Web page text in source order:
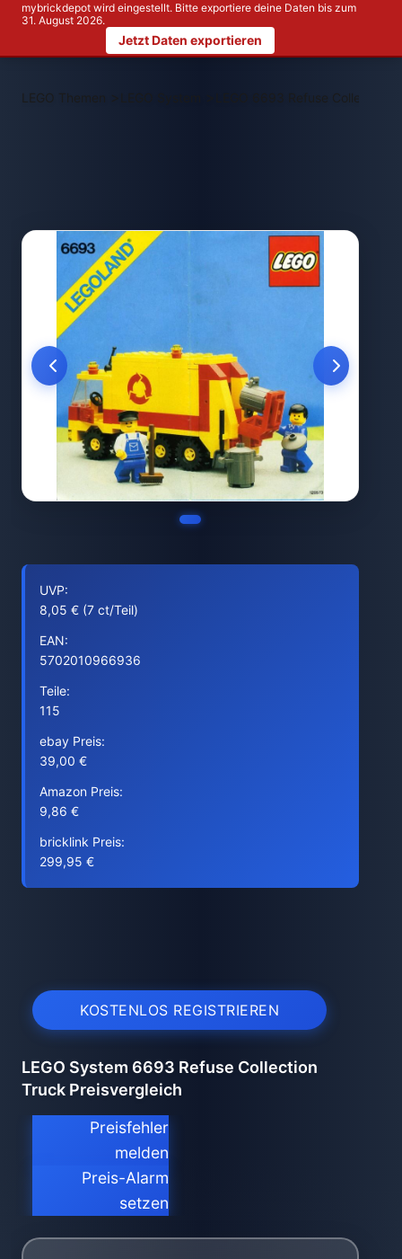
mybrickdepot wird eingestellt. Bitte exportiere deine Daten bis zum
31. August 2026.
Jetzt Daten exportieren
LEGO Themen > LEGO 6693 Refuse Collection
UVP:
8,05 € (7 ct/Teil)
EAN:
5702010966936
Teile:
115
ebay Preis:
39,00 €
Amazon Preis:
9,86 €
bricklink Preis:
299,95 €
KOSTENLOS REGISTRIEREN
LEGO System 6693 Refuse Collection
Truck Preisvergleich
Preisfehler
melden
Preis-Alarm
setzen